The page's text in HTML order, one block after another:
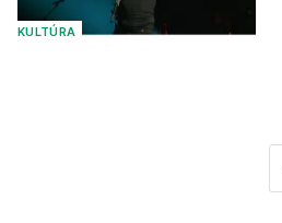
KULTÚRA